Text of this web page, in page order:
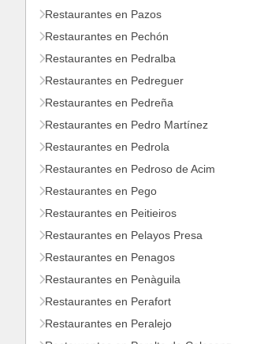
Restaurantes en Pazos
Restaurantes en Pechón
Restaurantes en Pedralba
Restaurantes en Pedreguer
Restaurantes en Pedreña
Restaurantes en Pedro Martínez
Restaurantes en Pedrola
Restaurantes en Pedroso de Acim
Restaurantes en Pego
Restaurantes en Peitieiros
Restaurantes en Pelayos Presa
Restaurantes en Penagos
Restaurantes en Penàguila
Restaurantes en Perafort
Restaurantes en Peralejo